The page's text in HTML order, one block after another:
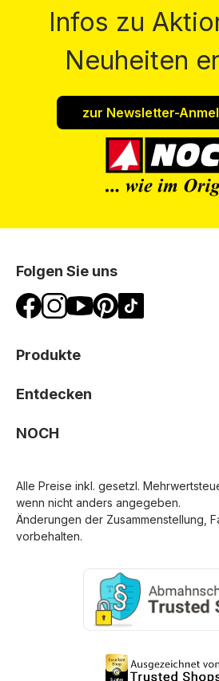
Infos zu
Neuheiten
zur Newsletter-
Folgen Sie uns
Produkte
Entdecken
NOCH
Alle Preise inkl. gesetzl.
wenn nicht anders angegeben.
Änderungen der Zusammenstellung,
vorbehalten.